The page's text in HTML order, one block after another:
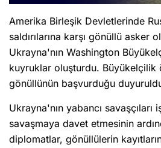
Amerika Birleşik Devletlerinde
saldırılarına karşı gönüllü asker
Ukrayna'nın Washington
kuyruklar oluşturdu. Büyükelçilik
gönüllünün başvurduğu
Ukrayna'nın yabancı savaşçıları
savaşmaya davet etmesinin
diplomatlar, gönüllülerin